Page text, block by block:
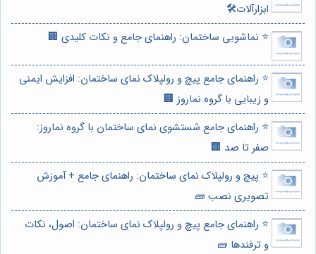
ابزارآلات🛠️
⭐️ نماشویی ساختمان: راهنمای جامع و نکات کلیدی 🏢
⭐️ راهنمای جامع پیچ و رولپلاک نمای ساختمان: افزایش ایمنی
و زیبایی با گروه نماروز 🏢
⭐️ راهنمای جامع شستشوی نمای ساختمان با گروه نماروز:
صفر تا صد 🏢
⭐️ پیچ و رولپلاک نمای ساختمان: راهنمای جامع + آموزش
تصویری نصب 🧱
⭐️ راهنمای جامع پیچ و رولپلاک نمای ساختمان: اصول، نکات
و ترفندها 🧱